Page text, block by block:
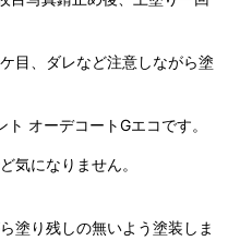
目、ダレなど注意しながら塗
オーデコートGエコです。
気になりません。
塗り残しの無いよう塗装しま